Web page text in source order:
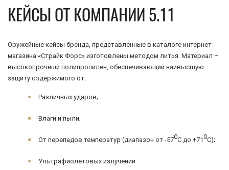
КЕЙСЫ ОТ КОМПАНИИ 5.11
Оружейные кейсы бренда, представленные в каталоге интернет-
магазина «Страйк Форс» изготовлены методом литья. Материал –
высокопрочный полипропилен, обеспечивающий наивысшую
защиту содержимого от:
Различных ударов;
Влаги и пыли;
От перепадов температур (диапазон от -570С до +710С);
Ультрафиолетовых излучений.